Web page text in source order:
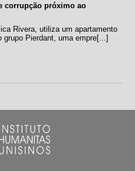
corrupção próximo ao
Rivera, utiliza um apartamento
grupo Pierdant, uma empre[...]